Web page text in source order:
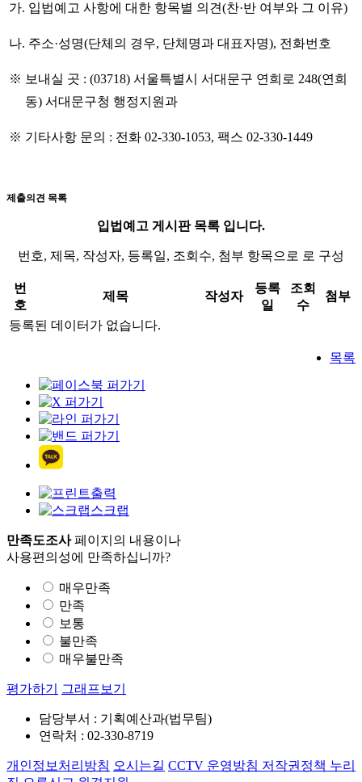
가. 입법예고 사항에 대한 항목별 의견(찬·반 여부와 그 이유)
나. 주소·성명(단체의 경우, 단체명과 대표자명), 전화번호
※ 보내실 곳 : (03718) 서울특별시 서대문구 연희로 248(연희
동) 서대문구청 행정지원과
※ 기타사항 문의 : 전화 02-330-1053, 팩스 02-330-1449
제출의견 목록
입법예고 게시판 목록 입니다.
번호, 제목, 작성자, 등록일, 조회수, 첨부 항목으로 로 구성
번
호
제목 작성자
등록
일
조회
수
첨부
등록된 데이터가 없습니다.
목록
출력
스크랩
만족도조사페이지의 내용이나
사용편의성에 만족하십니까?
매우만족
만족
보통
불만족
매우불만족
평가하기 그래프보기
담당부서 : 기획예산과(법무팀)
연락처 : 02-330-8719
개인정보처리방침 오시는길 CCTV 운영방침 저작권정책 누리